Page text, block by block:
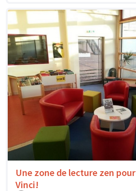
Une zone de lecture zen pour
Vinci!